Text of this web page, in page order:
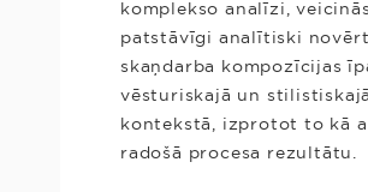
komplekso analīzi,
patstāvīgi analītiski
skaņdarba kompozīcijas
vēsturiskajā un stilistiskajā
kontekstā, izprotot to kā
radošā procesa rezultātu.